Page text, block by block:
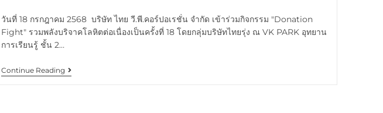
วันที่ 18 กรกฎาคม 2568 บริษัท ไทย วี.พี.คอร์ปอเรชั่น จำกัด เข้าร่วมกิจกรรม "Donation
Fight" รวมพลังบริจาคโลหิตต่อเนื่องเป็นครั้งที่ 18 โดยกลุ่มบริษัทไทยรุ่ง ณ VK PARK อุทยาน
การเรียนรู้ ชั้น 2…
Continue Reading